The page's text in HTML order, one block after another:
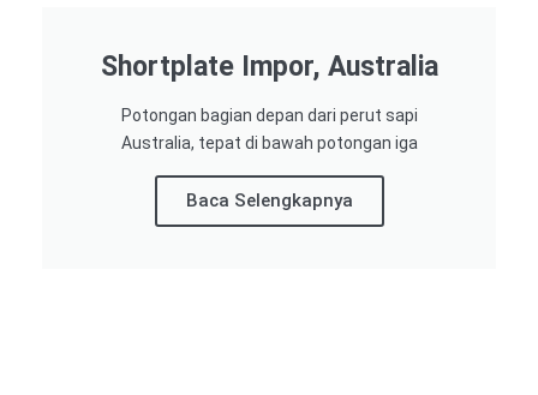
Shortplate Impor, Australia
Potongan bagian depan dari perut sapi
Australia, tepat di bawah potongan iga
Baca Selengkapnya